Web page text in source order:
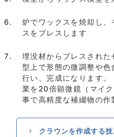
炉でワックスを焼却し
スをプレスします
埋没材からプレスされ
型上で形態の微調整や
行い、完成になります
業を20倍顕微鏡（マイ
事で高精度な補綴物の作
クラウンを作成する